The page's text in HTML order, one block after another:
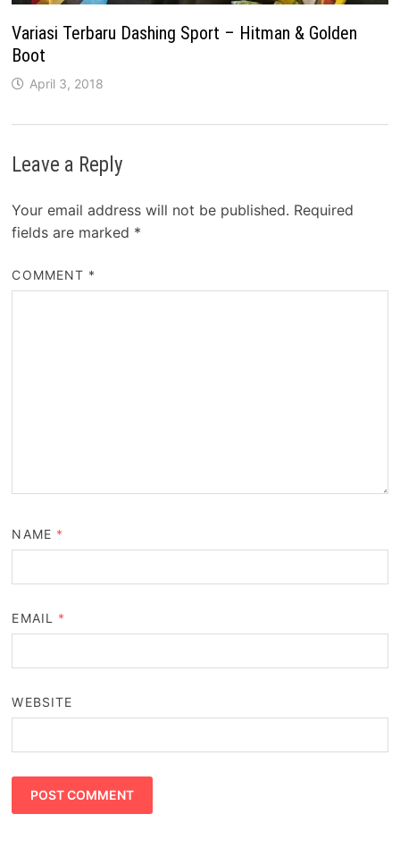
Variasi Terbaru Dashing Sport – Hitman & Golden
Boot
April 3, 2018
Leave a Reply
Your email address will not be published. Required
fields are marked *
COMMENT *
NAME *
EMAIL *
WEBSITE